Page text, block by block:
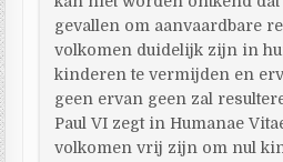
gevallen om aanvaardbare
volkomen duidelijk zijn in
kinderen te vermijden en
geen ervan geen zal
Paul VI zegt in Humanae
volkomen vrij zijn om nul